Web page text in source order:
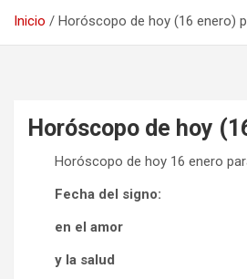
Inicio Horóscopo de hoy (16 enero)
Horóscopo de hoy
Horóscopo de hoy 16 enero
Fecha del signo:
en el amor
y la salud